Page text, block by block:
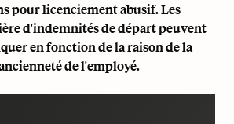
pour licenciement abusif. Les
d'indemnités de départ peuvent
en fonction de la raison de la
de l'employé.